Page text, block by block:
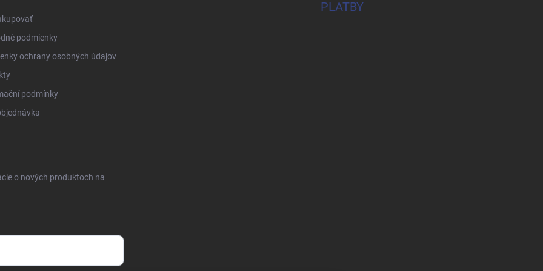
podmienky
ochrany osobných údajov
podmínky
PLATBY
o nových produktoch na